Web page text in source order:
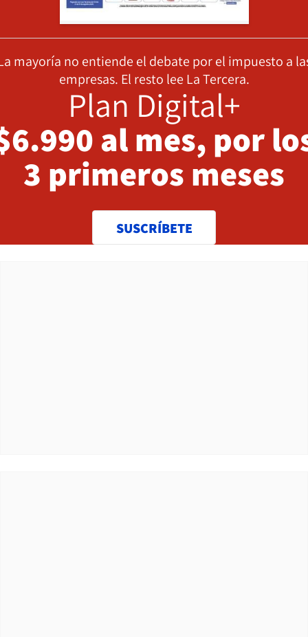
mayoría no entiende el debate por el impuesto a
empresas. El resto lee La Tercera.
Plan Digital+
al mes, por
3 primeros meses
SUSCRÍBETE